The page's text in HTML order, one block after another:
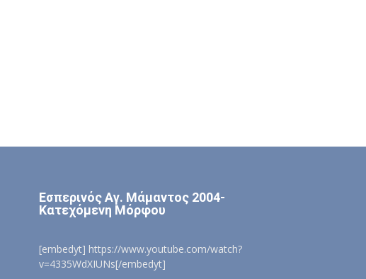
Εσπερινός Αγ. Μάμαντος 2004-
Κατεχόμενη Μόρφου
[embedyt] https://www.youtube.com/watch?
v=4335WdXIUNs[/embedyt]